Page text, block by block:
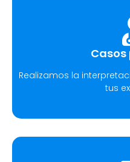
Realizamos la
tus